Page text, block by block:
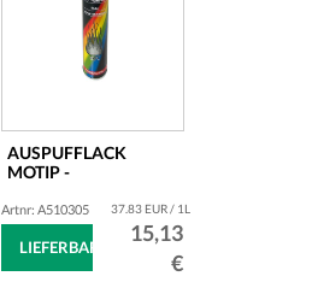
AUSPUFFLACK
MOTIP -
400ML -...
Artnr: A510305
LIEFERBAR
37.83 EUR / 1L
15,13
€